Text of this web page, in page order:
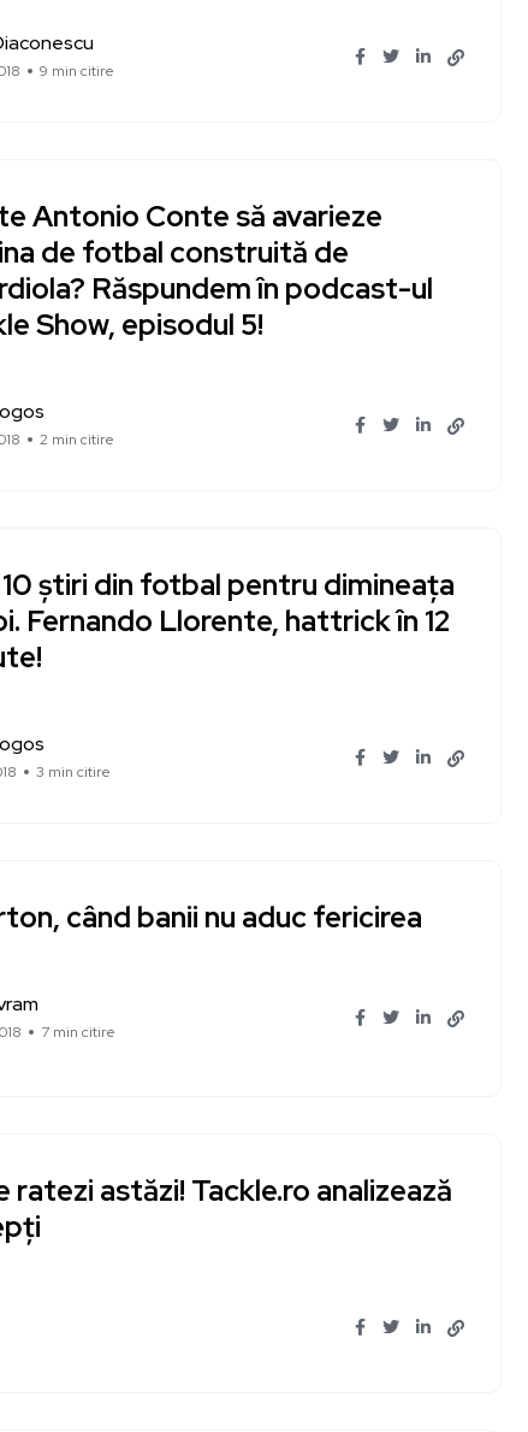
9 min citire
Antonio Conte să avarieze
de fotbal construită de
Răspundem în podcast-ul
Show, episodul 5!
2 min citire
știri din fotbal pentru dimineața
Fernando Llorente, hattrick în 12
3 min citire
când banii nu aduc fericirea
7 min citire
astăzi! Tackle.ro analizează